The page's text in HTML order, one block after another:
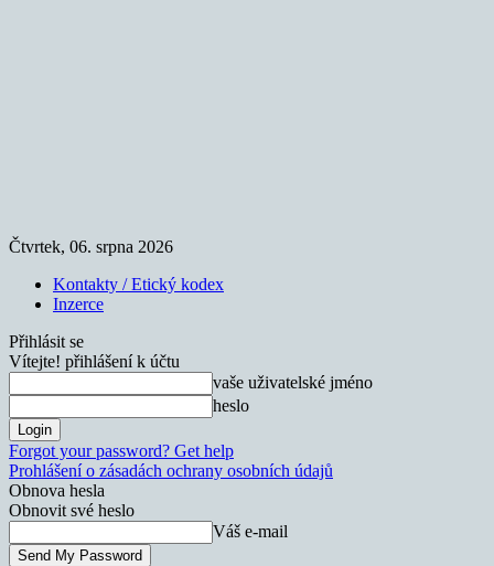
Čtvrtek, 06. srpna 2026
Kontakty / Etický kodex
Inzerce
Přihlásit se
Vítejte! přihlášení k účtu
vaše uživatelské jméno
heslo
Forgot your password? Get help
Prohlášení o zásadách ochrany osobních údajů
Obnova hesla
Obnovit své heslo
Váš e-mail